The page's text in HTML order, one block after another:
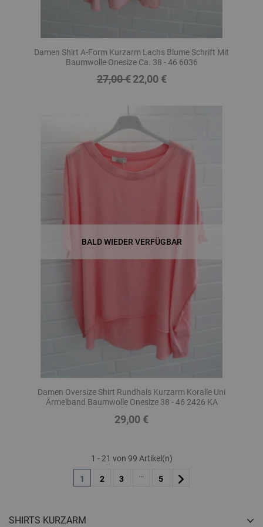
Damen Shirt A-Form Kurzarm Lachs Blume Schrift Mit
Baumwolle Onesize Ca. 38 - 46 6036
Regulärer
27,00 € Preis
22,00 €
BALD WIEDER VERFÜGBAR
Damen Oversize Shirt Rundhals Kurzarm Koralle Uni
Ärmelband Baumwolle Onesize 38 - 46 2426 KA
Preis
29,00 €
1 - 21 von 99 Artikel(n)
1 2 3 … 5
SHIRTS KURZARM